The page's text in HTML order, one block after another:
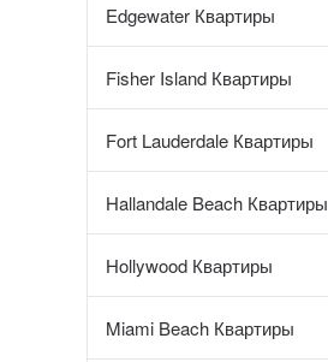
Edgewater Квартиры
Fisher Island Квартиры
Fort Lauderdale Квартиры
Hallandale Beach Квартиры
Hollywood Квартиры
Miami Beach Квартиры